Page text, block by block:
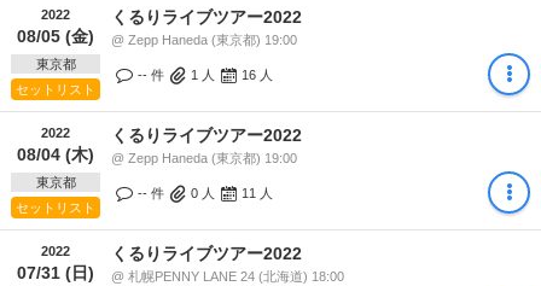
2022
08/05 (金)
東京都
セットリスト
くるりライブツアー2022
@ Zepp Haneda (東京都) 19:00
-- 件 1 人 16 人
2022
08/04 (木)
東京都
セットリスト
くるりライブツアー2022
@ Zepp Haneda (東京都) 19:00
-- 件 0 人 11 人
2022
07/31 (日)
くるりライブツアー2022
@ 札幌PENNY LANE 24 (北海道) 18:00